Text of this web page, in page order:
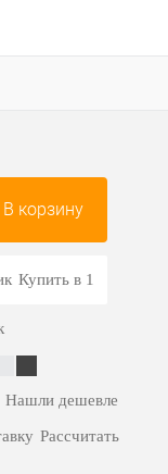
В корзину
Купить в 1
Нашли дешевле
Рассчитать